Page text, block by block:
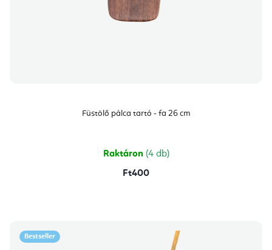
Füstölő pálca tartó - fa 26 cm
Raktáron (4 db)
Ft400
Bestseller